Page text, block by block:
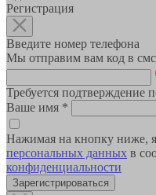
Регистрация
Введите номер телефона
Мы отправим вам код в
Требуется подтверждение
Ваше имя *
Нажимая на кнопку ниже,
персональных данных в
конфиденциальности
Зарегистрироваться